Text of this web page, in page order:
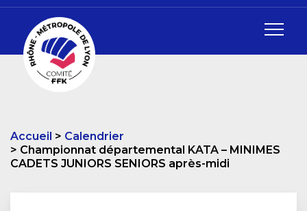
Accueil
Calendrier
Championnat départemental KATA – MINIMES
CADETS JUNIORS SENIORS après-midi